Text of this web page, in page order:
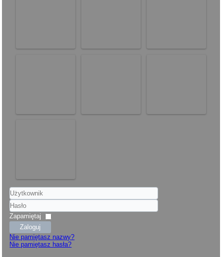
Użytkownik
Hasło
Zapamiętaj
Zaloguj
Nie pamiętasz nazwy?
Nie pamiętasz hasła?